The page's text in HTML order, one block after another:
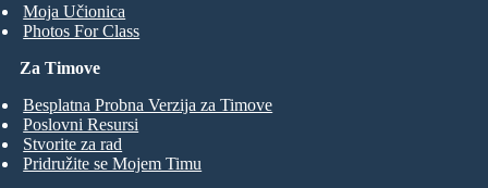
Moja Učionica
Photos For Class
Za Timove
Besplatna Probna Verzija za Timove
Poslovni Resursi
Stvorite za rad
Pridružite se Mojem Timu